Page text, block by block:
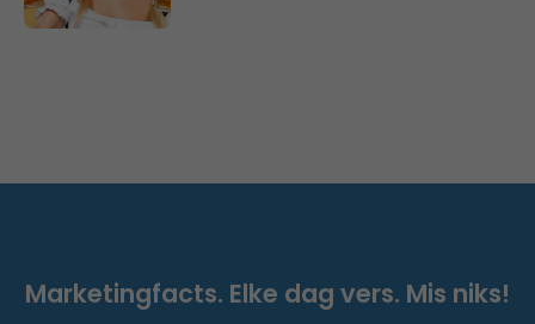
Marketingfacts. Elke dag vers. Mis niks!